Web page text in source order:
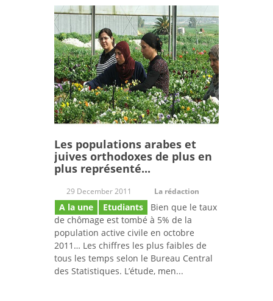
Les populations arabes et
juives orthodoxes de plus en
plus représenté...
29 December 2011 La rédaction
A la une Etudiants
Bien que le taux
de chômage est tombé à 5% de la
population active civile en octobre
2011… Les chiffres les plus faibles de
tous les temps selon le Bureau Central
des Statistiques. L’étude, men...